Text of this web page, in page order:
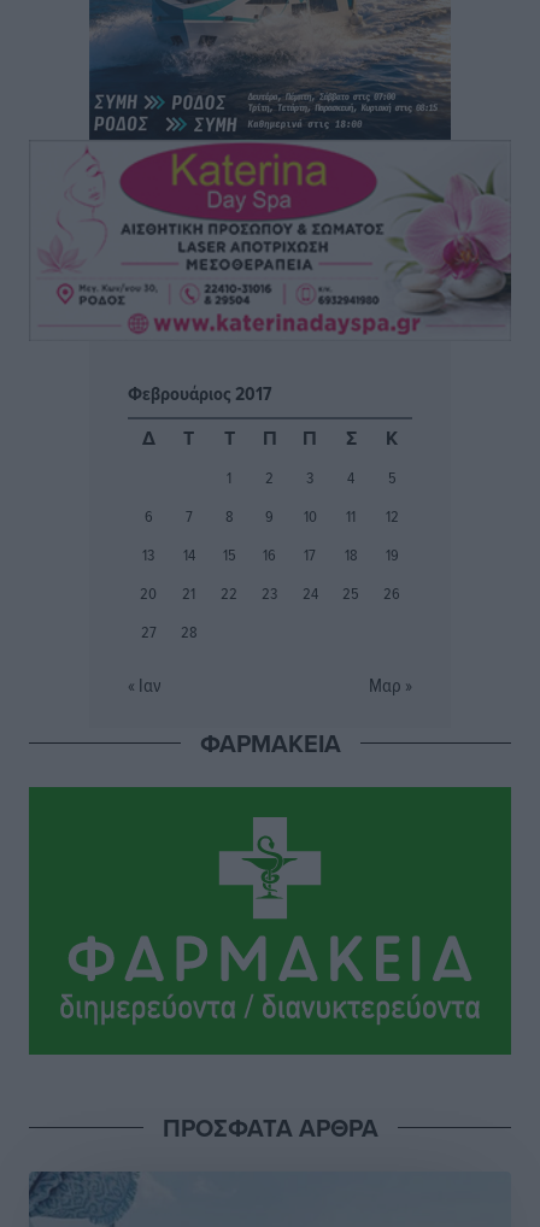
Τσαμπίκα Διαμαντή: Η Ρόδος δεν μπορεί να σχεδιάζει
το μέλλον της μέσα στην αβεβαιότητα
Συνεντεύξεις• πριν 2 ώρες
Η υπογεννητικότητα βάζει λουκέτο σε 11 σχολεία
Πρωτοβάθμιας στα Δωδεκάνησα
πριν 2 ώρες
Κ. Σπανός: Παρά την αυξημένη τουριστική κίνηση, η
αγορά της Ρόδου κινείται κάτω από τις προσδοκίες
πριν 2 ώρες
Το ΠΑΣΟΚ στα Δωδεκάνησα ψάχνει έξι και του
Η Ροδιακή Επαυλη περιμένει ακόμα να βρεθεί κάποιος
πριν 2 ώρες
πριν 2 ώρες
Ροδάκινα: 9 οφέλη στην υγεία του ανθρώπου
Τοπικές Ειδήσεις πριν 2 ώρες
Καιρός «hot – dry – windy» τις επόμενες 48 ώρες στη
Δύο σχολεία της Λέρου αλλάζουν όψη με δωρεά
αγάπης για τα παιδιά
Τοπικές Ειδήσεις
Φεβρουάριος 2017
Δ
Τ Τ Π Π Σ Κ
1 2 3 4
5
6
7 8 9 10 11
12
13
14 15 16 17 18
19
20
21 22 23 24 25
26
27
28
« Ιαν Μαρ »
ΦΑΡΜΑΚΕΙΑ
ΠΡΟΣΦΑΤΑ ΑΡΘΡΑ